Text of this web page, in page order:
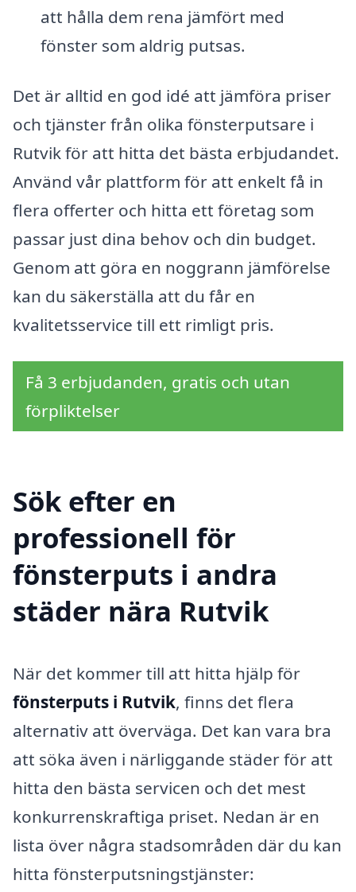
att hålla dem rena jämfört med
fönster som aldrig putsas.
Det är alltid en god idé att jämföra priser
och tjänster från olika fönsterputsare i
Rutvik för att hitta det bästa erbjudandet.
Använd vår plattform för att enkelt få in
flera offerter och hitta ett företag som
passar just dina behov och din budget.
Genom att göra en noggrann jämförelse
kan du säkerställa att du får en
kvalitetsservice till ett rimligt pris.
Få 3 erbjudanden, gratis och utan
förpliktelser
Sök efter en
professionell för
fönsterputs i andra
städer nära Rutvik
När det kommer till att hitta hjälp för
fönsterputs i Rutvik, finns det flera
alternativ att överväga. Det kan vara bra
att söka även i närliggande städer för att
hitta den bästa servicen och det mest
konkurrenskraftiga priset. Nedan är en
lista över några stadsområden där du kan
hitta fönsterputsningstjänster: